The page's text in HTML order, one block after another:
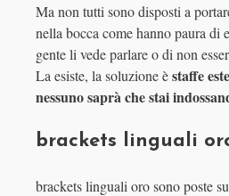
Ma non tutti sono disposti a
nella bocca come hanno paura di
gente li vede parlare o di non
La esiste, la soluzione èstaffe
nessuno saprà che stai
brackets linguali
brackets linguali oro sono poste